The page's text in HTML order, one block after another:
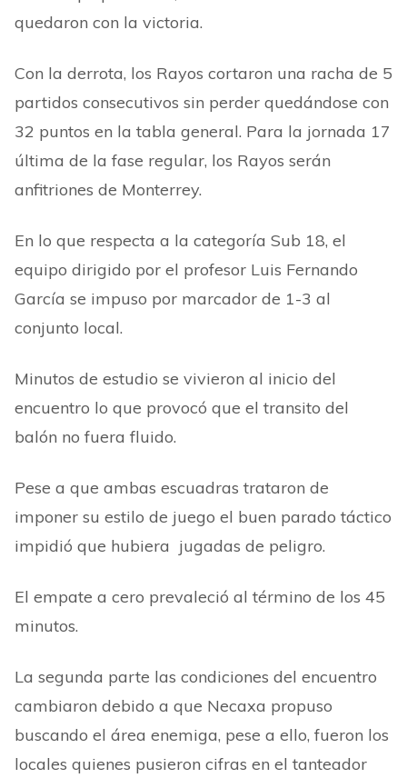
quedaron con la victoria.
Con la derrota, los Rayos cortaron una racha de 5
partidos consecutivos sin perder quedándose con
32 puntos en la tabla general. Para la jornada 17
última de la fase regular, los Rayos serán
anfitriones de Monterrey.
En lo que respecta a la categoría Sub 18, el
equipo dirigido por el profesor Luis Fernando
García se impuso por marcador de 1-3 al
conjunto local.
Minutos de estudio se vivieron al inicio del
encuentro lo que provocó que el transito del
balón no fuera fluido.
Pese a que ambas escuadras trataron de
imponer su estilo de juego el buen parado táctico
impidió que hubiera jugadas de peligro.
El empate a cero prevaleció al término de los 45
minutos.
La segunda parte las condiciones del encuentro
cambiaron debido a que Necaxa propuso
buscando el área enemiga, pese a ello, fueron los
locales quienes pusieron cifras en el tanteador